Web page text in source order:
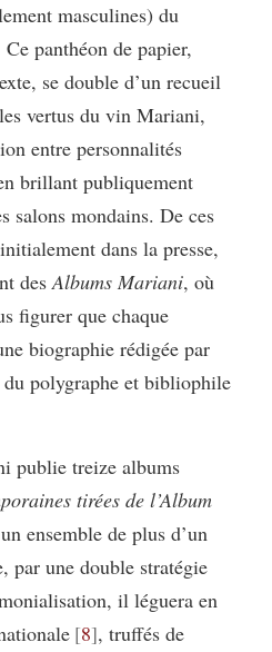
masculines) du
panthéon de papier,
se double d’un recueil
vertus du vin Mariani,
entre personnalités
brillant publiquement
salons mondains. De ces
dans la presse,
desAlbums Mariani, où
figurer que chaque
biographie rédigée par
polygraphe et bibliophile
publie treize albums
tirées de l’Album
ensemble de plus d’un
par une double stratégie
il léguera en
8 , truffés de